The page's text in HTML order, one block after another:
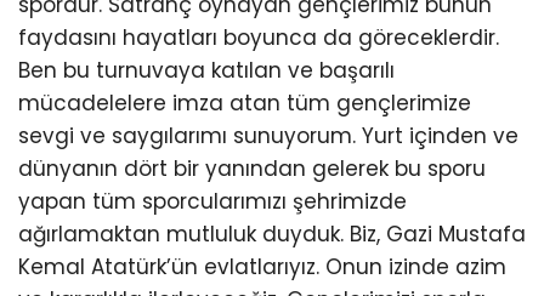
faydasını hayatları boyunca da göreceklerdir.
Ben bu turnuvaya katılan ve başarılı
mücadelelere imza atan tüm gençlerimize
sevgi ve saygılarımı sunuyorum. Yurt içinden ve
dünyanın dört bir yanından gelerek bu sporu
yapan tüm sporcularımızı şehrimizde
ağırlamaktan mutluluk duyduk. Biz, Gazi Mustafa
Kemal Atatürk’ün evlatlarıyız. Onun izinde azim